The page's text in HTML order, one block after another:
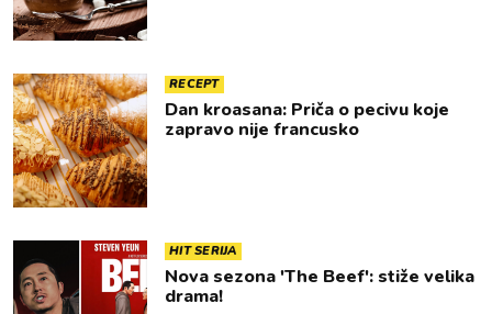
RECEPT
Dan kroasana: Priča o pecivu koje
zapravo nije francusko
HIT SERIJA
Nova sezona 'The Beef': stiže velika
drama!